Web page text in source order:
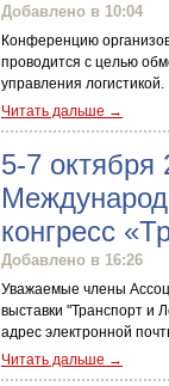
Добавлено в 10:04
Конференцию
проводится с целью
управления логистикой.
Читать дальше →
5-7 октября
конгресс
Добавлено в 16:26
Уважаемые члены
выставки "Транспорт и
адрес электронной
Читать дальше →